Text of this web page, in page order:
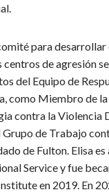
para desarrollar
de agresión
del Equipo de
como Miembro de
contra la Violencia
de Trabajo
de Fulton. Elisa es
Service y fue
en 2019. En